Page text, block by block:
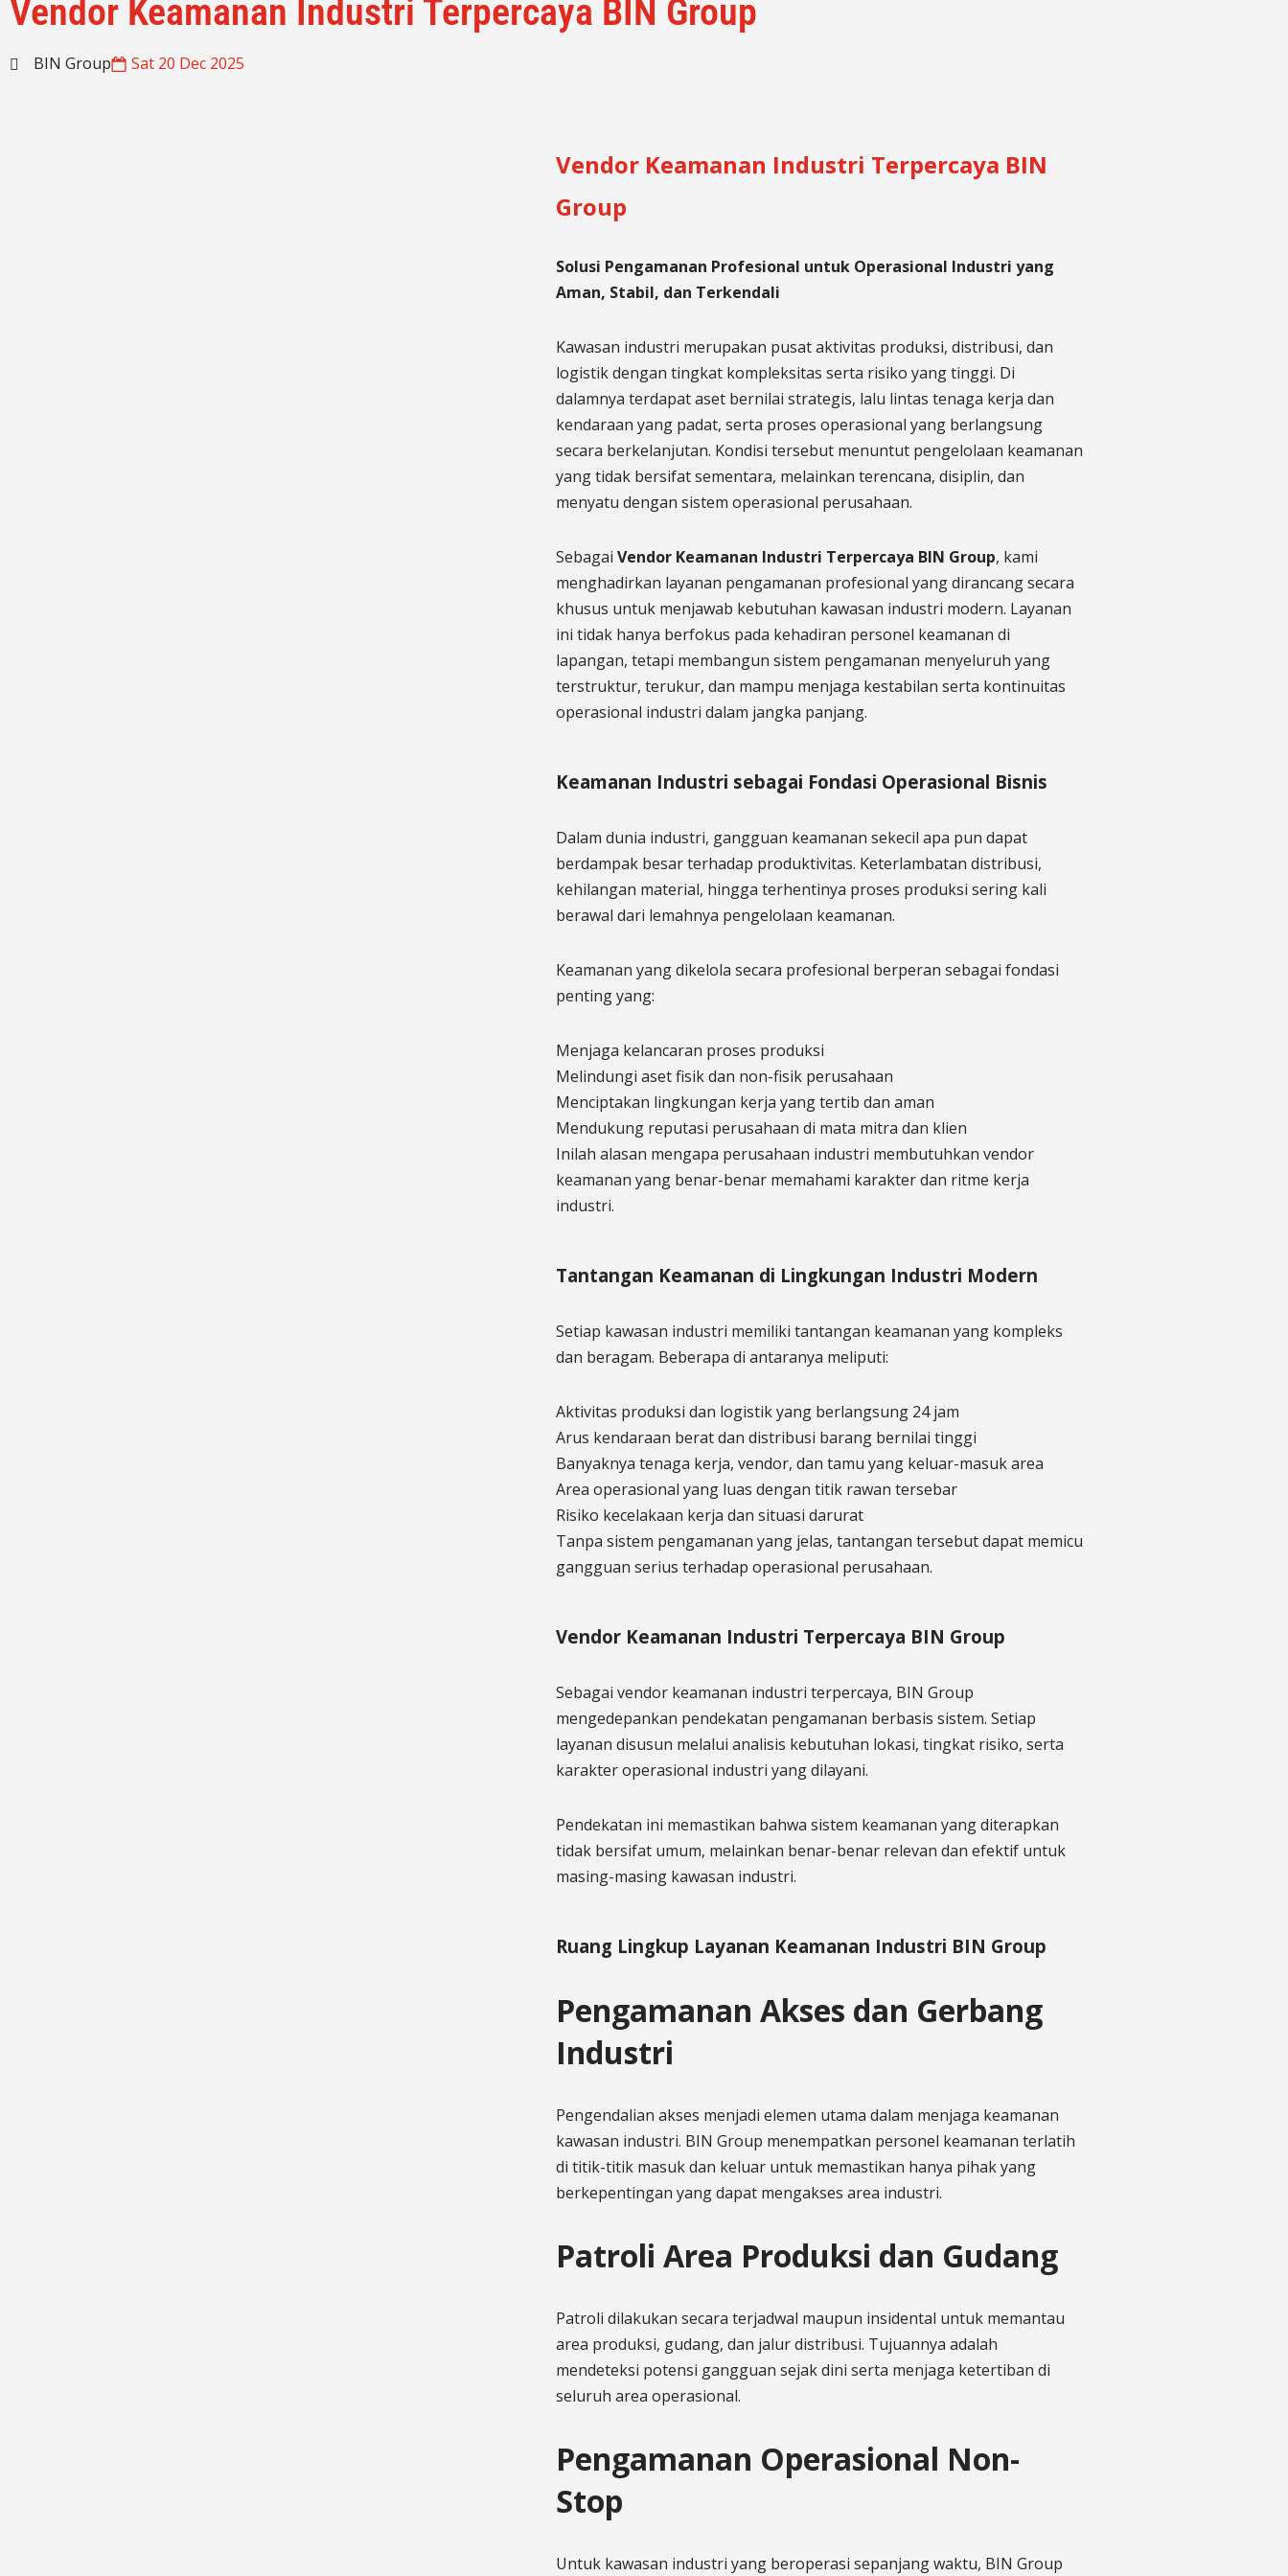
Vendor Keamanan Industri Terpercaya BIN Group
BIN Group Sat 20 Dec 2025
Vendor Keamanan Industri Terpercaya BIN
Group
Solusi Pengamanan Profesional untuk Operasional Industri yang
Aman, Stabil, dan Terkendali
Kawasan industri merupakan pusat aktivitas produksi, distribusi, dan
logistik dengan tingkat kompleksitas serta risiko yang tinggi. Di
dalamnya terdapat aset bernilai strategis, lalu lintas tenaga kerja dan
kendaraan yang padat, serta proses operasional yang berlangsung
secara berkelanjutan. Kondisi tersebut menuntut pengelolaan keamanan
yang tidak bersifat sementara, melainkan terencana, disiplin, dan
menyatu dengan sistem operasional perusahaan.
Sebagai Vendor Keamanan Industri Terpercaya BIN Group, kami
menghadirkan layanan pengamanan profesional yang dirancang secara
khusus untuk menjawab kebutuhan kawasan industri modern. Layanan
ini tidak hanya berfokus pada kehadiran personel keamanan di
lapangan, tetapi membangun sistem pengamanan menyeluruh yang
terstruktur, terukur, dan mampu menjaga kestabilan serta kontinuitas
operasional industri dalam jangka panjang.
Keamanan Industri sebagai Fondasi Operasional Bisnis
Dalam dunia industri, gangguan keamanan sekecil apa pun dapat
berdampak besar terhadap produktivitas. Keterlambatan distribusi,
kehilangan material, hingga terhentinya proses produksi sering kali
berawal dari lemahnya pengelolaan keamanan.
Keamanan yang dikelola secara profesional berperan sebagai fondasi
penting yang:
Menjaga kelancaran proses produksi
Melindungi aset fisik dan non-fisik perusahaan
Menciptakan lingkungan kerja yang tertib dan aman
Mendukung reputasi perusahaan di mata mitra dan klien
Inilah alasan mengapa perusahaan industri membutuhkan vendor
keamanan yang benar-benar memahami karakter dan ritme kerja
industri.
Tantangan Keamanan di Lingkungan Industri Modern
Setiap kawasan industri memiliki tantangan keamanan yang kompleks
dan beragam. Beberapa di antaranya meliputi:
Aktivitas produksi dan logistik yang berlangsung 24 jam
Arus kendaraan berat dan distribusi barang bernilai tinggi
Banyaknya tenaga kerja, vendor, dan tamu yang keluar-masuk area
Area operasional yang luas dengan titik rawan tersebar
Risiko kecelakaan kerja dan situasi darurat
Tanpa sistem pengamanan yang jelas, tantangan tersebut dapat memicu
gangguan serius terhadap operasional perusahaan.
Vendor Keamanan Industri Terpercaya BIN Group
Sebagai vendor keamanan industri terpercaya, BIN Group
mengedepankan pendekatan pengamanan berbasis sistem. Setiap
layanan disusun melalui analisis kebutuhan lokasi, tingkat risiko, serta
karakter operasional industri yang dilayani.
Pendekatan ini memastikan bahwa sistem keamanan yang diterapkan
tidak bersifat umum, melainkan benar-benar relevan dan efektif untuk
masing-masing kawasan industri.
Ruang Lingkup Layanan Keamanan Industri BIN Group
Pengamanan Akses dan Gerbang
Industri
Pengendalian akses menjadi elemen utama dalam menjaga keamanan
kawasan industri. BIN Group menempatkan personel keamanan terlatih
di titik-titik masuk dan keluar untuk memastikan hanya pihak yang
berkepentingan yang dapat mengakses area industri.
Patroli Area Produksi dan Gudang
Patroli dilakukan secara terjadwal maupun insidental untuk memantau
area produksi, gudang, dan jalur distribusi. Tujuannya adalah
mendeteksi potensi gangguan sejak dini serta menjaga ketertiban di
seluruh area operasional.
Pengamanan Operasional Non-
Stop
Untuk kawasan industri yang beroperasi sepanjang waktu, BIN Group